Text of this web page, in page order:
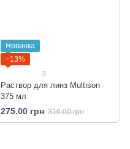
Новинка
−13%
3
Раствор для линз Multison
375 мл
275.00 грн 316.00 грн